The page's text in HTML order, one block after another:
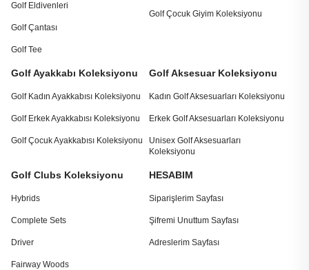
Golf Eldivenleri
Golf Çantası
Golf Tee
Golf Çocuk Giyim Koleksiyonu
Golf Ayakkabı Koleksiyonu
Golf Kadın Ayakkabısı Koleksiyonu
Golf Erkek Ayakkabısı Koleksiyonu
Golf Çocuk Ayakkabısı Koleksiyonu
Golf Aksesuar Koleksiyonu
Kadın Golf Aksesuarları Koleksiyonu
Erkek Golf Aksesuarları Koleksiyonu
Unisex Golf Aksesuarları
Koleksiyonu
Golf Clubs Koleksiyonu
Hybrids
Complete Sets
Driver
Fairway Woods
HESABIM
Siparişlerim Sayfası
Şifremi Unuttum Sayfası
Adreslerim Sayfası